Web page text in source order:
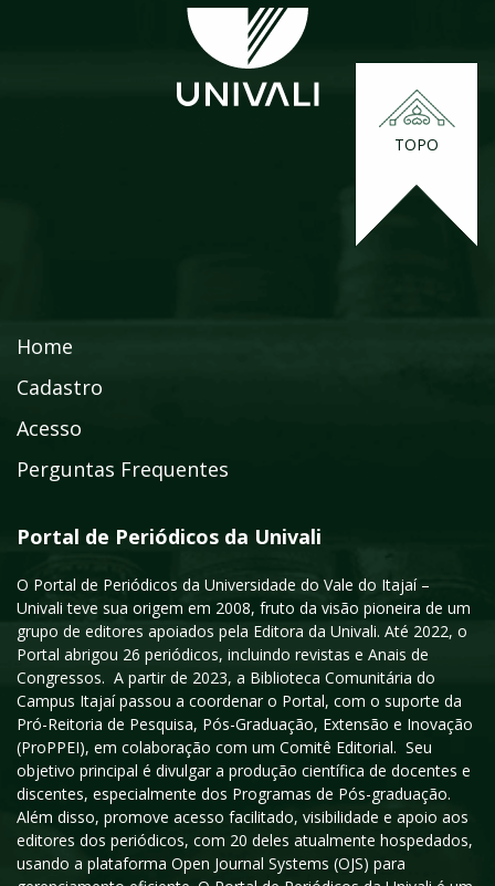
TOPO
Home
Cadastro
Acesso
Perguntas Frequentes
Portal de Periódicos da Univali
O Portal de Periódicos da Universidade do Vale do Itajaí –
Univali teve sua origem em 2008, fruto da visão pioneira de um
grupo de editores apoiados pela Editora da Univali. Até 2022, o
Portal abrigou 26 periódicos, incluindo revistas e Anais de
Congressos. A partir de 2023, a Biblioteca Comunitária do
Campus Itajaí passou a coordenar o Portal, com o suporte da
Pró-Reitoria de Pesquisa, Pós-Graduação, Extensão e Inovação
(ProPPEI), em colaboração com um Comitê Editorial. Seu
objetivo principal é divulgar a produção científica de docentes e
discentes, especialmente dos Programas de Pós-graduação.
Além disso, promove acesso facilitado, visibilidade e apoio aos
editores dos periódicos, com 20 deles atualmente hospedados,
usando a plataforma Open Journal Systems (OJS) para